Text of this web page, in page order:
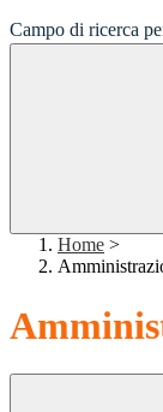
Campo di ricerca
Home >